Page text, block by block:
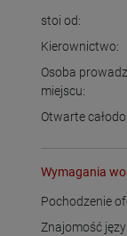
stoi od:
Kierownictwo:
Osoba
miejscu:
Otwarte
Wymagania
Pochodzenie
Znajomość